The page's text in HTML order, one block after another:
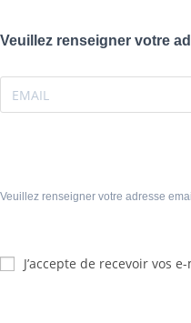
Veuillez renseigner votre
Veuillez renseigner votre adresse
J’accepte de recevoir vos